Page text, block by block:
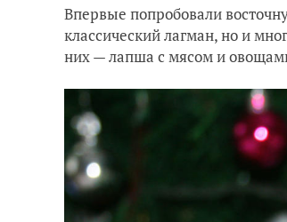
Впервые попробовали
классический лагман, но и
них — лапша с мясом и